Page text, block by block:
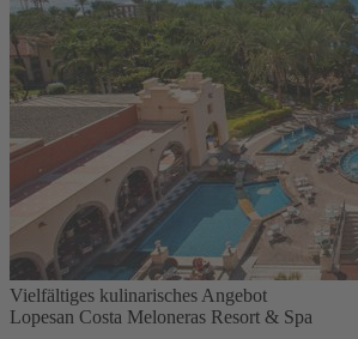
Vielfältiges kulinarisches Angebot
Lopesan Costa Meloneras Resort & Spa